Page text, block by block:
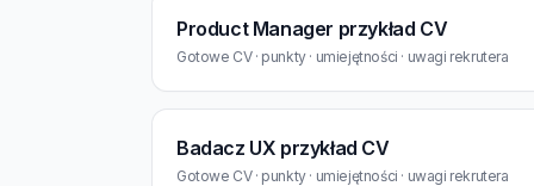
Product Manager przykład CV
Gotowe CV · punkty · umiejętności · uwagi rekrutera
Badacz UX przykład CV
Gotowe CV · punkty · umiejętności · uwagi rekrutera